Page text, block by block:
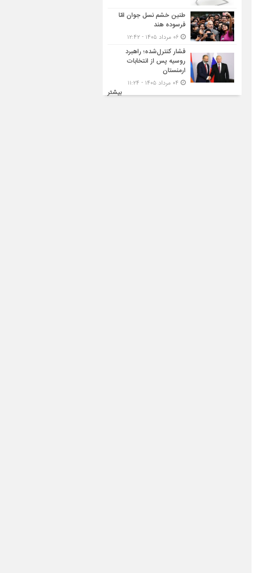
طنین خشم نسل جوان امّا
فرسوده هند
فشار کنترل‌شده؛ راهبرد
روسیه پس از انتخابات
ارمنستان
بیشتر